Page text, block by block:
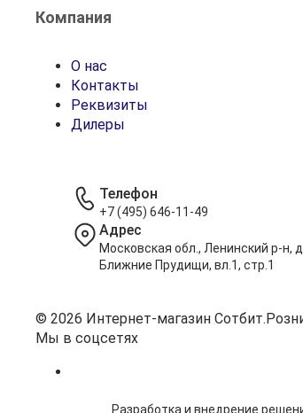
Компания
О нас
Контакты
Реквизиты
Дилеры
Телефон
+7 (495) 646-11-49
Адрес
Московская обл., Ленинский р-н, д.
Ближние Прудищи, вл.1, стр.1
© 2026 Интернет-магазин
Мы в соцсетях
Разработка и внедрение